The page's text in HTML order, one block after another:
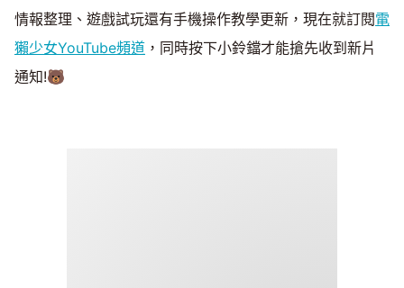
情報整理、遊戲試玩還有手機操作教學更新，現在就訂閱電
獺少女YouTube頻道 ，同時按下小鈴鐺才能搶先收到新片
通知!🐻